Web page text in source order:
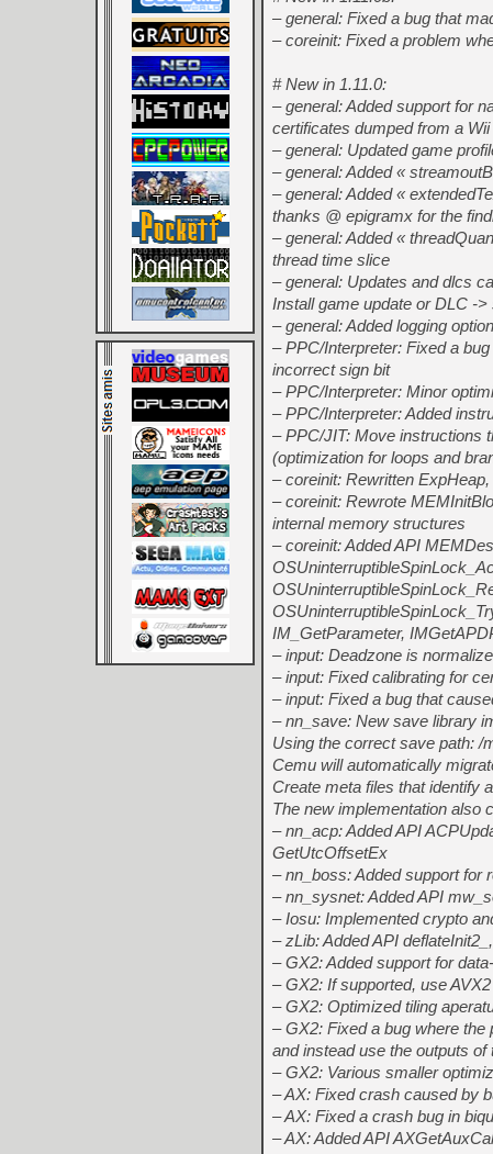
– general: Fixed a bug that
– coreinit: Fixed a problem
# New in 1.11.0:
– general: Added support for
certificates dumped from a Wii
– general: Updated game
– general: Added «
– general: Added «
thanks @ epigramx for the
– general: Added «
thread time slice
– general: Updates and dlcs
Install game update or DLC -
– general: Added logging
– PPC/Interpreter: Fixed a
incorrect sign bit
– PPC/Interpreter: Minor
– PPC/Interpreter: Added
– PPC/JIT: Move instructions
(optimization for loops and
– coreinit: Rewritten
– coreinit: Rewrote
internal memory structures
– coreinit: Added API
IM_GetParameter,
– input: Deadzone is
– input: Fixed calibrating for
– input: Fixed a bug that
– nn_save: New save library
Using the correct save path:
Cemu will automatically
Create meta files that identify
The new implementation also
– nn_acp: Added API
GetUtcOffsetEx
– nn_boss: Added support for
– nn_sysnet: Added API
– Iosu: Implemented crypto
– zLib: Added API
– GX2: Added support for
– GX2: If supported, use
– GX2: Optimized tiling
– GX2: Fixed a bug where
and instead use the outputs
– GX2: Various smaller
– AX: Fixed crash caused by
– AX: Fixed a crash bug in
– AX: Added API